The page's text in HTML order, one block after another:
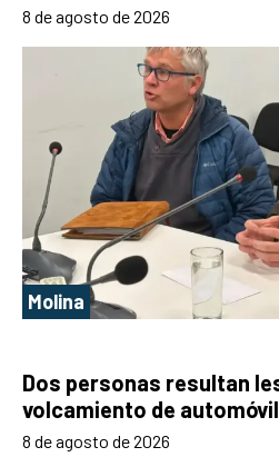
8 de agosto de 2026
Molina
Dos personas resultan
volcamiento de
8 de agosto de 2026